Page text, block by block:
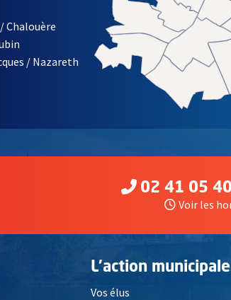
Chalouère
/ Nazareth
02 41 05
Voir les
L'action municipale
Vos élus